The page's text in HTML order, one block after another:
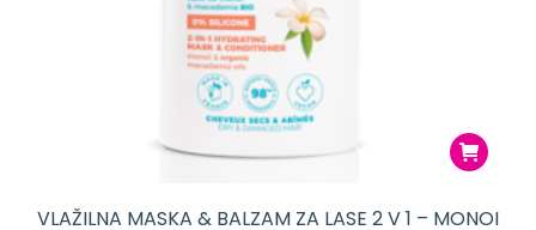
VLAŽILNA MASKA & BALZAM ZA LASE 2 V 1 – MONOI